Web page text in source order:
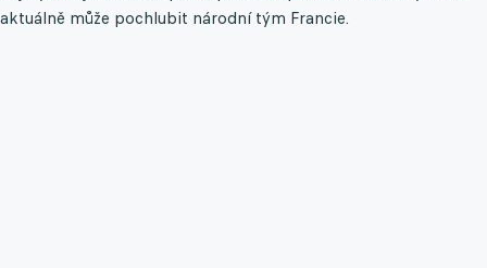
aktuálně může pochlubit národní tým Francie.